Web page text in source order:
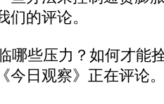
们的评论。
些压力？如何才能
今日观察》正在评论